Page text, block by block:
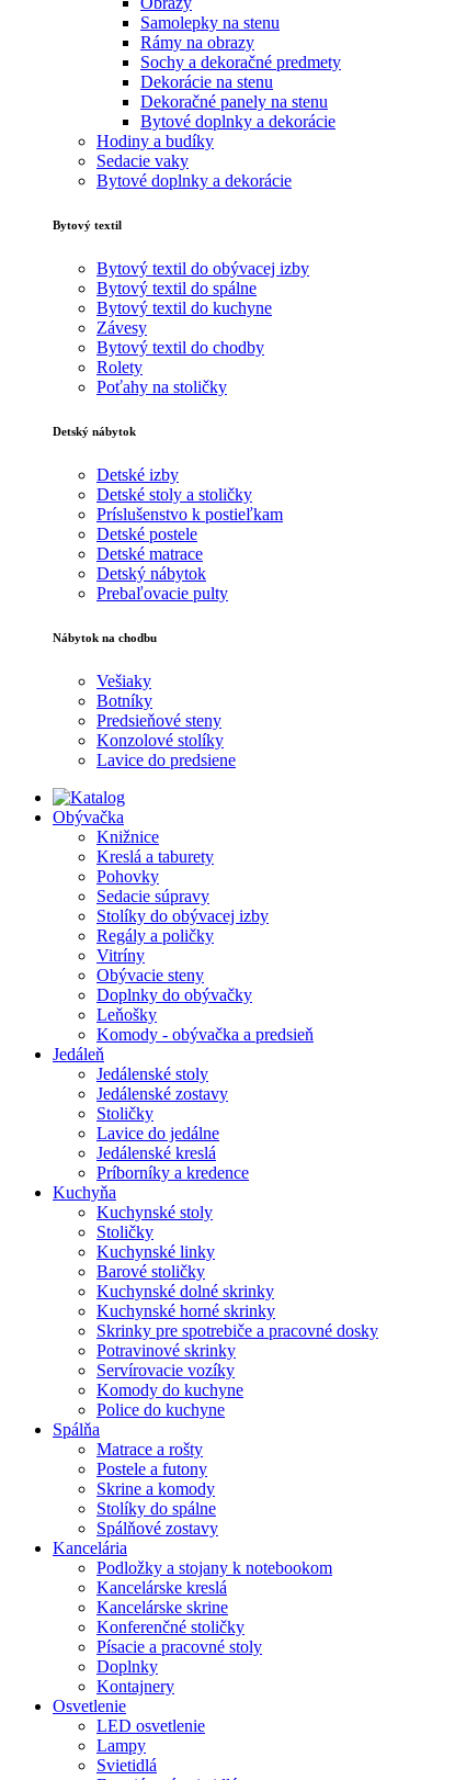
Samolepky na stenu
Rámy na obrazy
Sochy a dekoračné predmety
Dekorácie na stenu
Dekoračné panely na stenu
Bytové doplnky a dekorácie
Hodiny a budíky
Sedacie vaky
Bytové doplnky a dekorácie
Bytový textil
Bytový textil do obývacej izby
Bytový textil do spálne
Bytový textil do kuchyne
Závesy
Bytový textil do chodby
Rolety
Poťahy na stoličky
Detský nábytok
Detské izby
Detské stoly a stoličky
Príslušenstvo k postieľkam
Detské postele
Detské matrace
Detský nábytok
Prebaľovacie pulty
Nábytok na chodbu
Vešiaky
Botníky
Predsieňové steny
Konzolové stolíky
Lavice do predsiene
Obývačka
Knižnice
Kreslá a taburety
Pohovky
Sedacie súpravy
Stolíky do obývacej izby
Regály a poličky
Vitríny
Obývacie steny
Doplnky do obývačky
Leňošky
Komody - obývačka a predsieň
Jedáleň
Jedálenské stoly
Jedálenské zostavy
Stoličky
Lavice do jedálne
Jedálenské kreslá
Príborníky a kredence
Kuchyňa
Kuchynské stoly
Stoličky
Kuchynské linky
Barové stoličky
Kuchynské dolné skrinky
Kuchynské horné skrinky
Skrinky pre spotrebiče a pracovné dosky
Potravinové skrinky
Servírovacie vozíky
Komody do kuchyne
Police do kuchyne
Spálňa
Matrace a rošty
Postele a futony
Skrine a komody
Stolíky do spálne
Spálňové zostavy
Kancelária
Podložky a stojany k notebookom
Kancelárske kreslá
Kancelárske skrine
Konferenčné stoličky
Písacie a pracovné stoly
Doplnky
Kontajnery
Osvetlenie
LED osvetlenie
Lampy
Svietidlá